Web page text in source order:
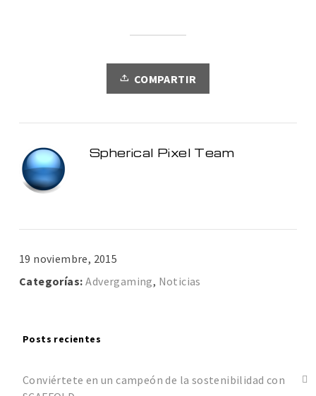
COMPARTIR
Spherical Pixel Team
19 noviembre, 2015
Categorías: Advergaming, Noticias
Posts recientes
Conviértete en un campeón de la sostenibilidad con